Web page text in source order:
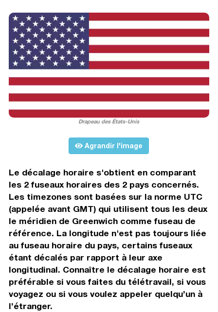
Drapeau des États-Unis
Agrandir l'image
Le décalage horaire s'obtient en comparant
les 2 fuseaux horaires des 2 pays concernés.
Les timezones sont basées sur la norme UTC
(appelée avant GMT) qui utilisent tous les deux
le méridien de Greenwich comme fuseau de
référence. La longitude n'est pas toujours liée
au fuseau horaire du pays, certains fuseaux
étant décalés par rapport à leur axe
longitudinal. Connaître le décalage horaire est
préférable si vous faites du télétravail, si vous
voyagez ou si vous voulez appeler quelqu’un à
l’étranger.